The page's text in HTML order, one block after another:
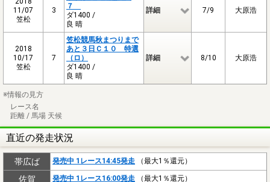
11/07
笠松
3
７
ダ1400 /
良 晴
詳細 7/9 大原浩
2018
10/17
笠松
7
笠松競馬秋まつりまで
あと３日Ｃ１０ 特選
（ロ）
ダ1400 /
良 晴
詳細 8/10 大原浩
※情報の見方
レース名
距離 / 馬場 天候
直近の発走状況
帯広ば 発売中 1レース14:45発走 （最大1％還元）
佐賀 発売中 1レース16:00発走 （最大1％還元）